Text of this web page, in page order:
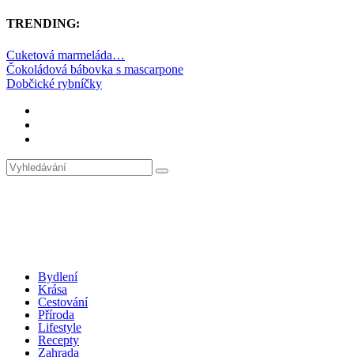
TRENDING:
Cuketová marmeláda…
Čokoládová bábovka s mascarpone
Dobčické rybníčky
Bydlení
Krása
Cestování
Příroda
Lifestyle
Recepty
Zahrada